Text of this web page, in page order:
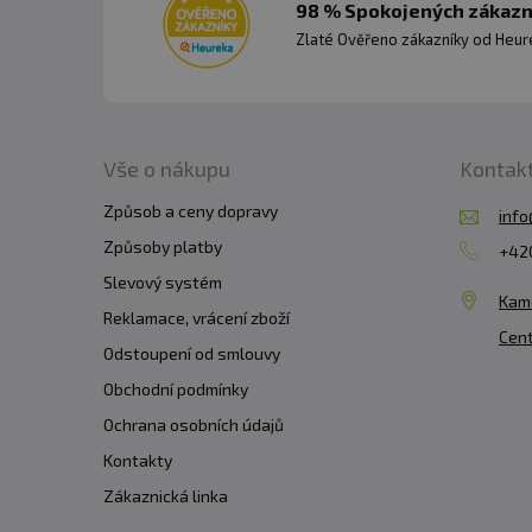
98 % Spokojených
Zlaté Ověřeno zákazníky od
Vše o nákupu
Způsob a ceny dopravy
Způsoby platby
Slevový systém
Reklamace, vrácení zboží
Odstoupení od smlouvy
Obchodní podmínky
Ochrana osobních údajů
Kontakty
Zákaznická linka